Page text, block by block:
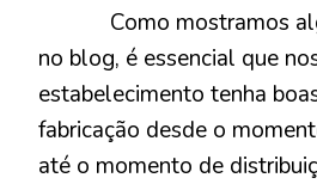
Como mostramos
no blog, é essencial que
estabelecimento tenha
fabricação desde o
até o momento de